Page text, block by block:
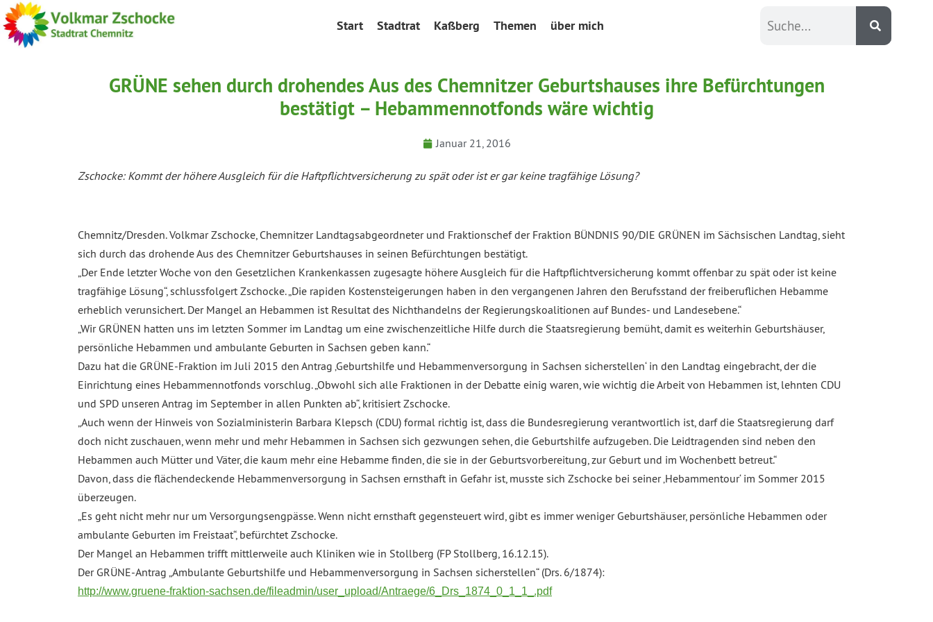
Start Stadtrat Kaßberg Themen über mich
GRÜNE sehen durch drohendes Aus des Chemnitzer Geburtshauses ihre Befürchtungen
bestätigt – Hebammennotfonds wäre wichtig
Januar 21, 2016
Zschocke: Kommt der höhere Ausgleich für die Haftpflichtversicherung zu spät oder ist ergarkeine tragfähige Lösung?
Chemnitz/Dresden. Volkmar Zschocke, Chemnitzer Landtagsabgeordneter und Fraktionschef der Fraktion BÜNDNIS 90/DIE GRÜNEN im Sächsischen Landtag, sieht
sich durch das drohende Aus des Chemnitzer Geburtshauses in seinen Befürchtungen bestätigt.
„Der Ende letzter Woche von den Gesetzlichen Krankenkassen zugesagte höhere Ausgleich für die Haftpflichtversicherung kommt offenbar zu spät oder ist keine
tragfähige Lösung“, schlussfolgert Zschocke. „Die rapiden Kostensteigerungen haben in den vergangenen Jahren den Berufsstand der freiberuflichen Hebamme
erheblich verunsichert. Der Mangel an Hebammen ist Resultat des Nichthandelns der Regierungskoalitionen auf Bundes- und Landesebene.“
„Wir GRÜNEN hatten uns im letzten Sommer im Landtag um eine zwischenzeitliche Hilfe durch die Staatsregierung bemüht, damit es weiterhin Geburtshäuser,
persönliche Hebammen und ambulante Geburten in Sachsen geben kann.“
Dazu hat die GRÜNE-Fraktion im Juli 2015 den Antrag ‚Geburtshilfe und Hebammenversorgung in Sachsen sicherstellen‘ in den Landtag eingebracht, der die
Einrichtung eines Hebammennotfonds vorschlug. „Obwohl sich alle Fraktionen in der Debatte einig waren, wie wichtig die Arbeit von Hebammen ist, lehnten CDU
und SPD unseren Antrag im September in allen Punkten ab“, kritisiert Zschocke.
„Auch wenn der Hinweis von Sozialministerin Barbara Klepsch (CDU) formal richtig ist, dass die Bundesregierung verantwortlich ist, darf die Staatsregierung darf
doch nicht zuschauen, wenn mehr und mehr Hebammen in Sachsen sich gezwungen sehen, die Geburtshilfe aufzugeben. Die Leidtragenden sind neben den
Hebammen auch Mütter und Väter, die kaum mehr eine Hebamme finden, die sie in der Geburtsvorbereitung, zur Geburt und im Wochenbett betreut.“
Davon, dass die flächendeckende Hebammenversorgung in Sachsen ernsthaft in Gefahr ist, musste sich Zschocke bei seiner ‚Hebammentour‘ im Sommer 2015
überzeugen.
„Es geht nicht mehr nur um Versorgungsengpässe. Wenn nicht ernsthaft gegensteuert wird, gibt es immer weniger Geburtshäuser, persönliche Hebammen oder
ambulante Geburten im Freistaat“, befürchtet Zschocke.
Der Mangel an Hebammen trifft mittlerweile auch Kliniken wie in Stollberg (FP Stollberg, 16.12.15).
Der GRÜNE-Antrag „Ambulante Geburtshilfe und Hebammenversorgung in Sachsen sicherstellen“ (Drs. 6/1874):
http://www.gruene-fraktion-sachsen.de/fileadmin/user_upload/Antraege/6_Drs_1874_0_1_1_.pdf